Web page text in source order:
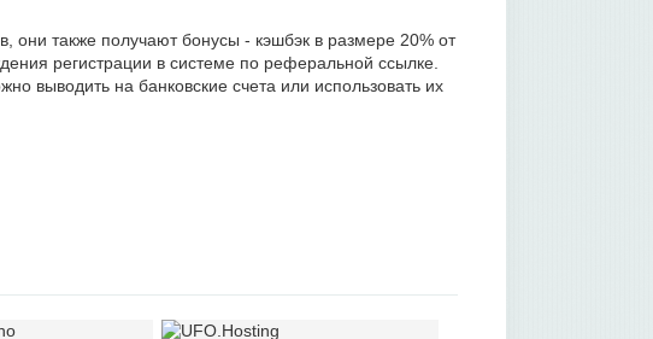
они также получают бонусы - кэшбэк в размере 20% от
регистрации в системе по реферальной ссылке.
выводить на банковские счета или использовать их